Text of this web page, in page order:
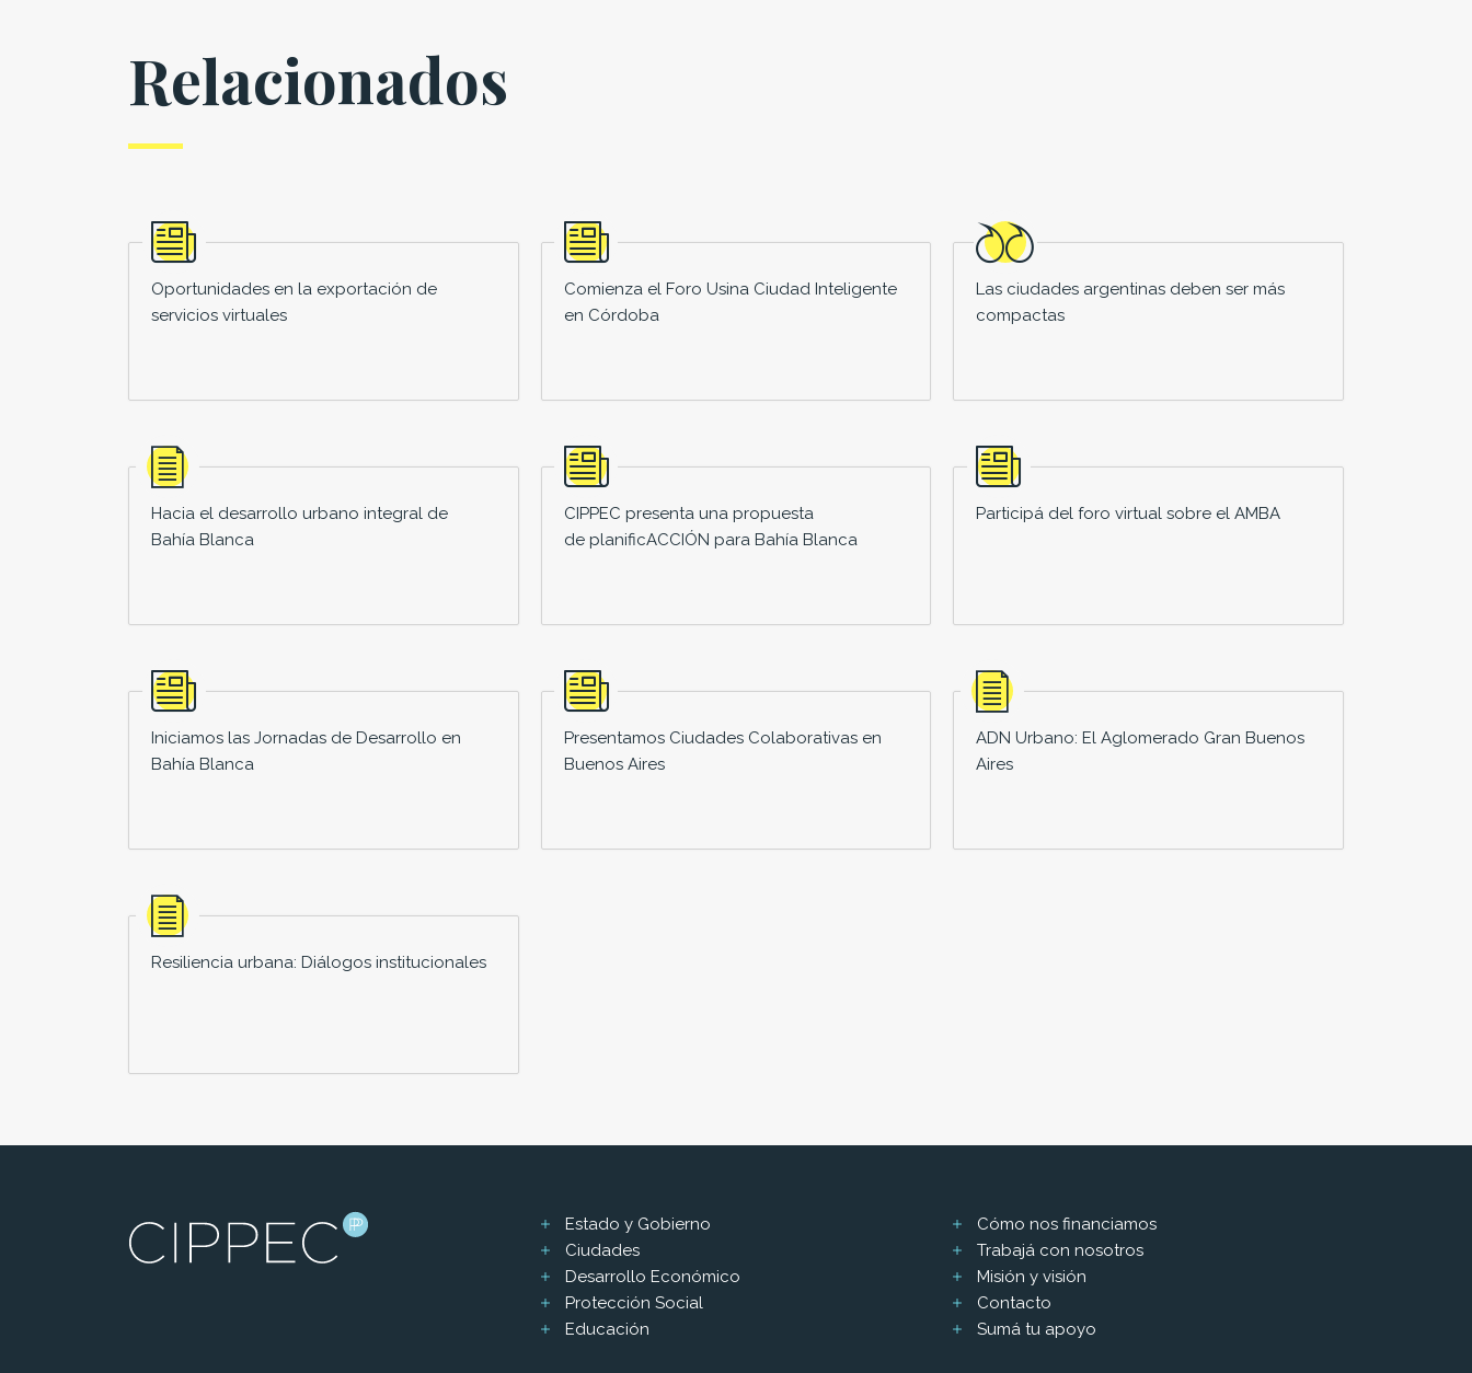
Relacionados
Oportunidades en la exportación de
servicios virtuales
Comienza el Foro Usina Ciudad Inteligente
en Córdoba
Las ciudades argentinas deben ser más
compactas
Hacia el desarrollo urbano integral de
Bahía Blanca
CIPPEC presenta una propuesta
de planificACCIÓN para Bahía Blanca
Participá del foro virtual sobre el AMBA
Iniciamos las Jornadas de Desarrollo en
Bahía Blanca
Presentamos Ciudades Colaborativas en
Buenos Aires
ADN Urbano: El Aglomerado Gran Buenos
Aires
Resiliencia urbana: Diálogos institucionales
Estado y Gobierno
Ciudades
Desarrollo Económico
Protección Social
Educación
Cómo nos financiamos
Trabajá con nosotros
Misión y visión
Contacto
Sumá tu apoyo